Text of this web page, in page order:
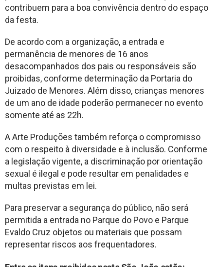
contribuem para a boa convivência dentro do espaço
da festa.
De acordo com a organização, a entrada e
permanência de menores de 16 anos
desacompanhados dos pais ou responsáveis são
proibidas, conforme determinação da Portaria do
Juizado de Menores. Além disso, crianças menores
de um ano de idade poderão permanecer no evento
somente até as 22h.
A Arte Produções também reforça o compromisso
com o respeito à diversidade e à inclusão. Conforme
a legislação vigente, a discriminação por orientação
sexual é ilegal e pode resultar em penalidades e
multas previstas em lei.
Para preservar a segurança do público, não será
permitida a entrada no Parque do Povo e Parque
Evaldo Cruz objetos ou materiais que possam
representar riscos aos frequentadores.